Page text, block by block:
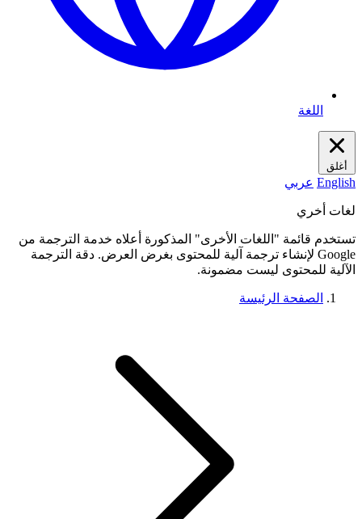
اللغة
أغلق
English عربي
لغات أخري
تستخدم قائمة "اللغات الأخرى" المذكورة أعلاه خدمة الترجمة من
Google لإنشاء ترجمة آلية للمحتوى بغرض العرض. دقة الترجمة
الآلية للمحتوى ليست مضمونة.
الصفحة الرئيسة